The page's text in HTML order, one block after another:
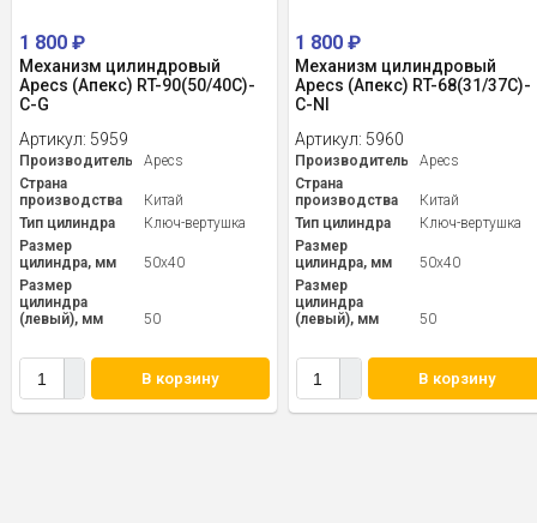
1 800 ₽
Механизм цилиндровый
Apecs (Апекс) RT-90(50/40C)-
C-G
Артикул: 5959
Производитель
Apecs
Страна
производства
Китай
Тип цилиндра
Ключ-вертушка
Размер
цилиндра, мм
50x40
Размер
цилиндра
(левый), мм
50
В корзину
1 800₽
Механизм цилиндровый
Apecs (Апекс) RT-68(31/37C)-
C-NI
Артикул: 5960
Производитель
Apecs
Страна
производства
Китай
Тип цилиндра
Ключ-вертушка
Размер
цилиндра, мм
50x40
Размер
цилиндра
(левый), мм
50
В корзину